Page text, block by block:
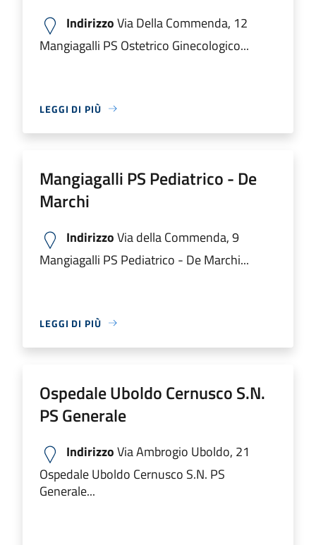
IndirizzoVia Della Commenda, 12
Mangiagalli PS Ostetrico Ginecologico...
LEGGI DI PIÙ
Mangiagalli PS Pediatrico - De
Marchi
IndirizzoVia della Commenda, 9
Mangiagalli PS Pediatrico - De Marchi...
LEGGI DI PIÙ
Ospedale Uboldo Cernusco S.N.
PS Generale
IndirizzoVia Ambrogio Uboldo, 21
Ospedale Uboldo Cernusco S.N. PS
Generale...